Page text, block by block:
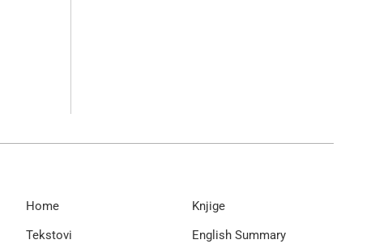
Home
Tekstovi
Knjige
English Summary